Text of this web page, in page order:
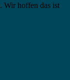
Wir hoffen das ist